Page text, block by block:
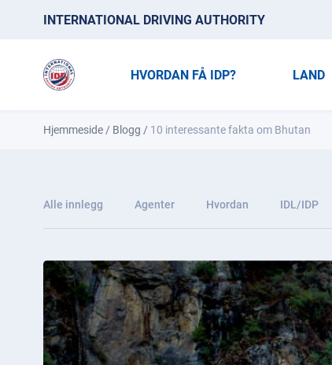
INTERNATIONAL DRIVING AUTHORITY
HVORDAN FÅ IDP? LAND
Hjemmeside / Blogg / 10 interessante fakta om Bhutan
Alle innlegg Agenter Hvordan IDL/IDP